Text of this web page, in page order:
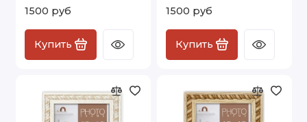
1500 руб
Купить
1500 руб
Купить